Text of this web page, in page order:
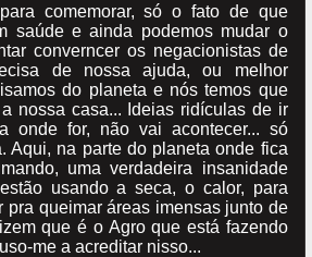
comemorar, só o fato de que
saúde e ainda podemos mudar o
converncer os negacionistas de
de nossa ajuda, ou melhor
do planeta e nós temos que
nossa casa... Ideias ridículas de ir
onde for, não vai acontecer... só
Aqui, na parte do planeta onde fica
uma verdadeira insanidade
usando a seca, o calor, para
pra queimar áreas imensas junto de
que é o Agro que está fazendo
me a acreditar nisso...